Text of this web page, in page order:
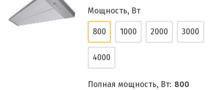
Мощность, Вт
800 1000 2000 3000
4000
Полная мощность, Вт: 800